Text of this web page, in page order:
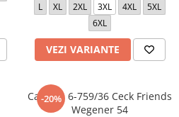
L XL 2XL 3XL 4XL
5XL
6XL
VEZI VARIANTE
-20%
Camasa 6-759/36 Ceck Friends
Wegener 54